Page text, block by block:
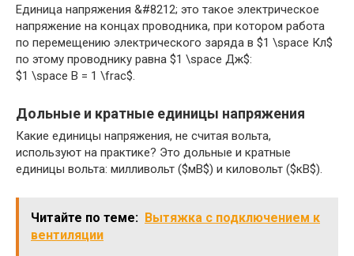
Единица напряжения &#8212; это такое электрическое
напряжение на концах проводника, при котором работа
по перемещению электрического заряда в $1 \space Кл$
по этому проводнику равна $1 \space Дж$:
$1 \space В = 1 \frac$.
Дольные и кратные единицы напряжения
Какие единицы напряжения, не считая вольта,
используют на практике? Это дольные и кратные
единицы вольта: милливольт ($мВ$) и киловольт ($кВ$).
Читайте по теме: Вытяжка с подключением к
вентиляции